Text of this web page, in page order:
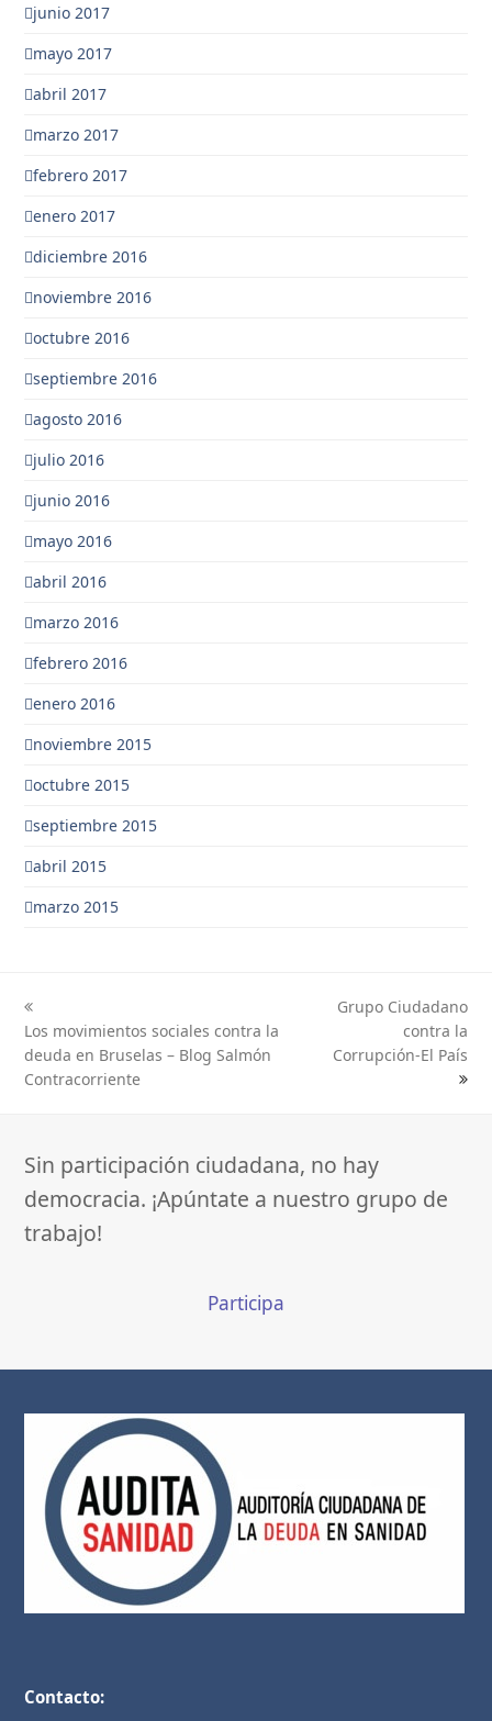
junio 2017
mayo 2017
abril 2017
marzo 2017
febrero 2017
enero 2017
diciembre 2016
noviembre 2016
octubre 2016
septiembre 2016
agosto 2016
julio 2016
junio 2016
mayo 2016
abril 2016
marzo 2016
febrero 2016
enero 2016
noviembre 2015
octubre 2015
septiembre 2015
abril 2015
marzo 2015
previous
post:
Los movimientos sociales contra la
deuda en Bruselas – Blog Salmón
Contracorriente
post:
Grupo Ciudadano
contra la
Corrupción-El País
Sin participación ciudadana, no hay
democracia. ¡Apúntate a nuestro grupo de
trabajo!
Participa
Contacto: